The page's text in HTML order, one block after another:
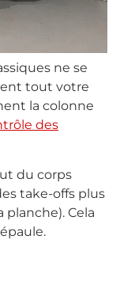
ne se
tout votre
la colonne
des
du corps
take-offs plus
Cela